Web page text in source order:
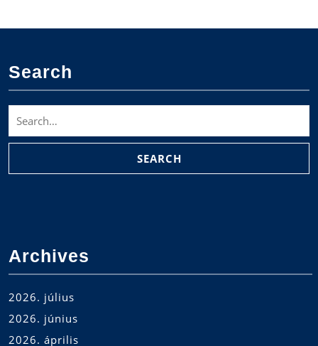
Search
for:
Archives
2026. július
2026. június
2026. április